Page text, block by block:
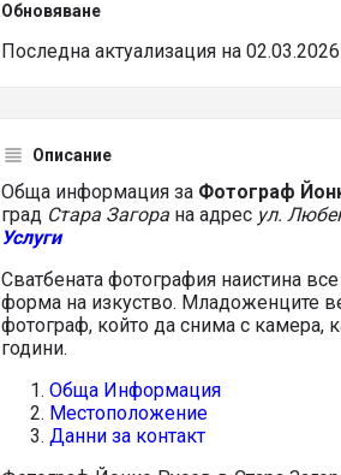
Обновяване
Последна актуализация на
Описание
Обща информация за Фотограф
град Стара Загора на адрес ул.
Услуги
Сватбената фотография наистина
форма на изкуство. Младоженците
фотограф, който да снима с камера,
години.
Обща Информация
Местоположение
Данни за контакт